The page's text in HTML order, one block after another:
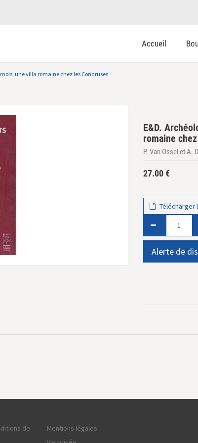
Accueil
une villa romaine chez les Condruses
E&D.
romaine
P. Van Ossel et A.
27.00€
Télécharger
Alerte de
de
Mentions légales